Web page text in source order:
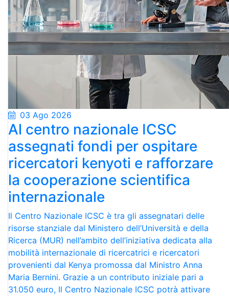
03 Ago 2026
Al centro nazionale ICSC
assegnati fondi per ospitare
ricercatori kenyoti e rafforzare
la cooperazione scientifica
internazionale
Il Centro Nazionale ICSC è tra gli assegnatari delle
risorse stanziale dal Ministero dell’Università e della
Ricerca (MUR) nell’ambito dell’iniziativa dedicata alla
mobilità internazionale di ricercatrici e ricercatori
provenienti dal Kenya promossa dal Ministro Anna
Maria Bernini. Grazie a un contributo iniziale pari a
31.050 euro, Il Centro Nazionale ICSC potrà attivare